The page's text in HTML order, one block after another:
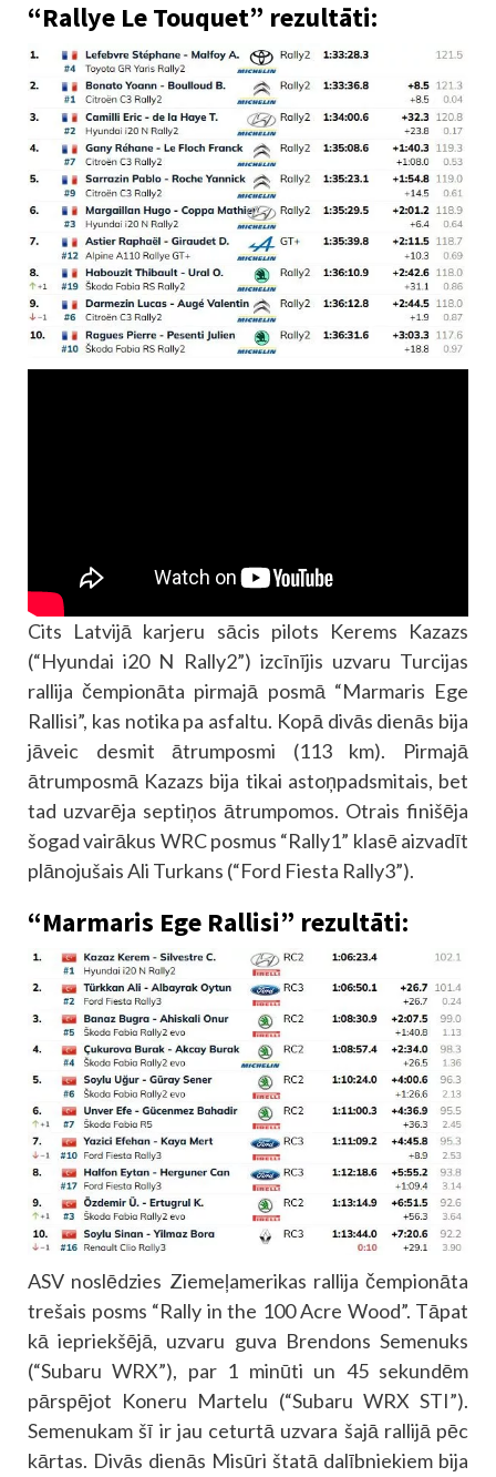
“Rallye Le Touquet” rezultāti:
Cits Latvijā karjeru sācis pilots Kerems Kazazs
(“Hyundai i20 N Rally2”) izcīnījis uzvaru Turcijas
rallija čempionāta pirmajā posmā “Marmaris Ege
Rallisi”, kas notika pa asfaltu. Kopā divās dienās bija
jāveic desmit ātrumposmi (113 km). Pirmajā
ātrumposmā Kazazs bija tikai astoņpadsmitais, bet
tad uzvarēja septiņos ātrumpomos. Otrais finišēja
šogad vairākus WRC posmus “Rally1” klasē aizvadīt
plānojušais Ali Turkans (“Ford Fiesta Rally3”).
“Marmaris Ege Rallisi” rezultāti:
ASV noslēdzies Ziemeļamerikas rallija čempionāta
trešais posms “Rally in the 100 Acre Wood”. Tāpat
kā iepriekšējā, uzvaru guva Brendons Semenuks
(“Subaru WRX”), par 1 minūti un 45 sekundēm
pārspējot Koneru Martelu (“Subaru WRX STI”).
Semenukam šī ir jau ceturtā uzvara šajā rallijā pēc
kārtas. Divās dienās Misūri štatā dalībniekiem bija